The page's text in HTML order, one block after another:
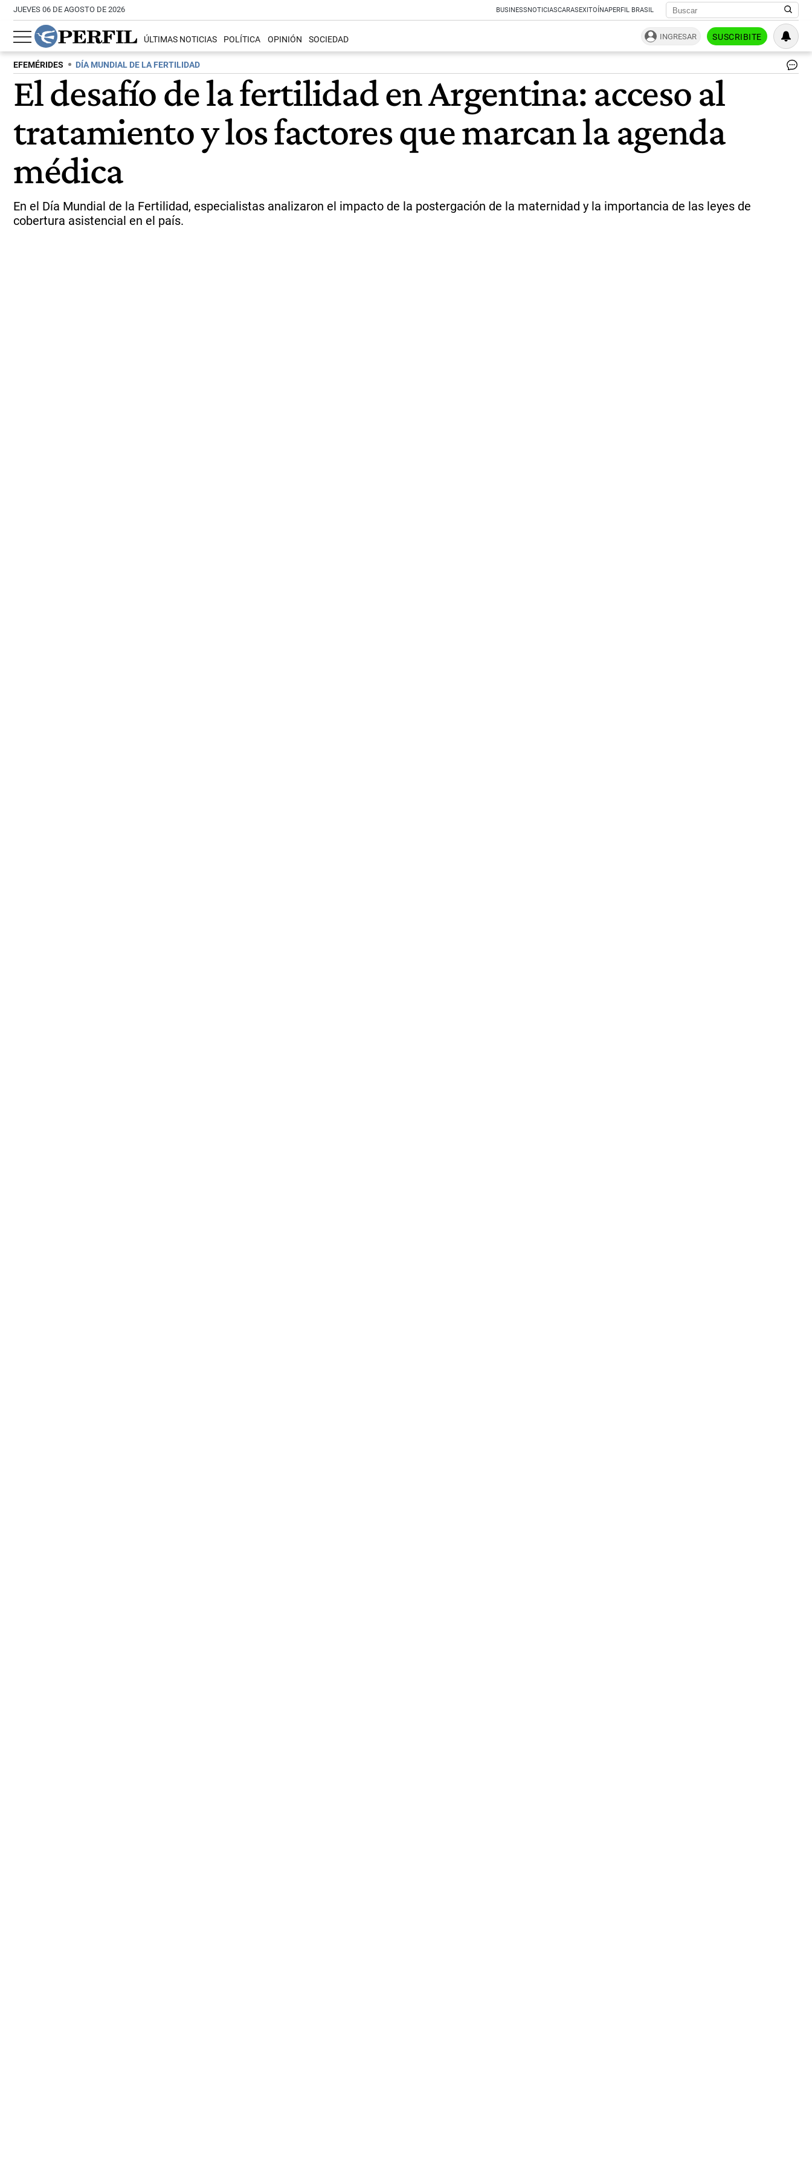
JUEVES 06 DE AGOSTO DE 2026 BUSINESSNOTICIASCARASEXITOÍNAPERFIL BRASIL
ÚLTIMAS NOTICIAS POLÍTICA OPINIÓN SOCIEDAD INGRESAR SUSCRIBITE
EFEMÉRIDES DÍA MUNDIAL DE LA FERTILIDAD
El desafío de la fertilidad en Argentina: acceso al
tratamiento y los factores que marcan la agenda
médica
En el Día Mundial de la Fertilidad, especialistas analizaron el impacto de la postergación de la maternidad y la importancia de las leyes de
cobertura asistencial en el país.